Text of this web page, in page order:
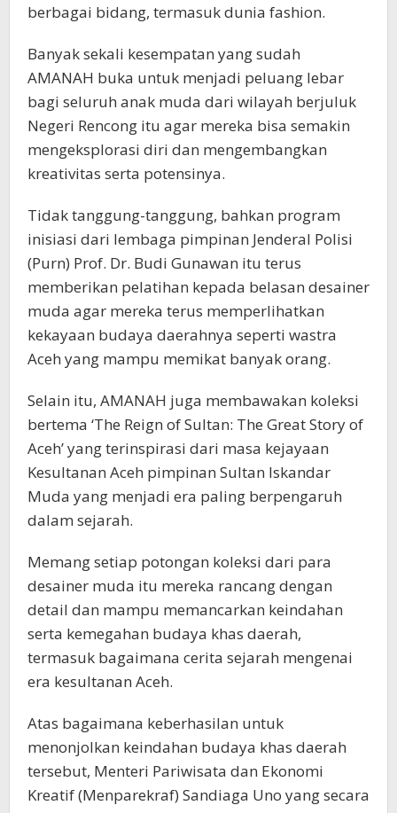
berbagai bidang, termasuk dunia fashion.
Banyak sekali kesempatan yang sudah
AMANAH buka untuk menjadi peluang lebar
bagi seluruh anak muda dari wilayah berjuluk
Negeri Rencong itu agar mereka bisa semakin
mengeksplorasi diri dan mengembangkan
kreativitas serta potensinya.
Tidak tanggung-tanggung, bahkan program
inisiasi dari lembaga pimpinan Jenderal Polisi
(Purn) Prof. Dr. Budi Gunawan itu terus
memberikan pelatihan kepada belasan desainer
muda agar mereka terus memperlihatkan
kekayaan budaya daerahnya seperti wastra
Aceh yang mampu memikat banyak orang.
Selain itu, AMANAH juga membawakan koleksi
bertema ‘The Reign of Sultan: The Great Story of
Aceh’ yang terinspirasi dari masa kejayaan
Kesultanan Aceh pimpinan Sultan Iskandar
Muda yang menjadi era paling berpengaruh
dalam sejarah.
Memang setiap potongan koleksi dari para
desainer muda itu mereka rancang dengan
detail dan mampu memancarkan keindahan
serta kemegahan budaya khas daerah,
termasuk bagaimana cerita sejarah mengenai
era kesultanan Aceh.
Atas bagaimana keberhasilan untuk
menonjolkan keindahan budaya khas daerah
tersebut, Menteri Pariwisata dan Ekonomi
Kreatif (Menparekraf) Sandiaga Uno yang secara